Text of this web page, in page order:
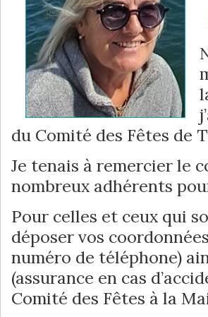
du Comité des Fêtes de
Je tenais à remercier le
nombreux adhérents
Pour celles et ceux qui
déposer vos
numéro de téléphone)
(assurance en cas
Comité des Fêtes à la